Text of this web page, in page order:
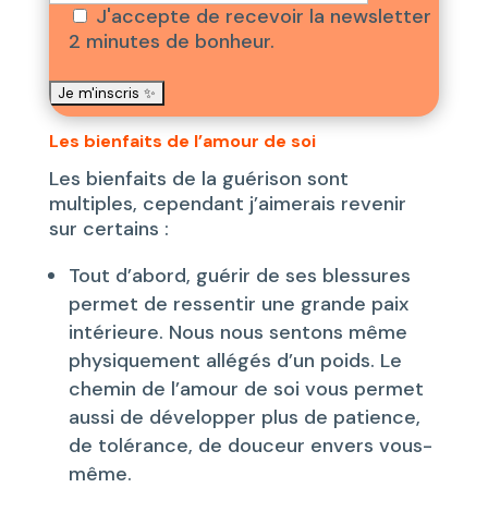
J'accepte de recevoir la newsletter
2 minutes de bonheur.
Les bienfaits de l’amour de soi
Les bienfaits de la guérison sont
multiples, cependant j’aimerais revenir
sur certains :
Tout d’abord, guérir de ses blessures
permet de ressentir une grande paix
intérieure. Nous nous sentons même
physiquement allégés d’un poids. Le
chemin de l’amour de soi vous permet
aussi de développer plus de patience,
de tolérance, de douceur envers vous-
même.